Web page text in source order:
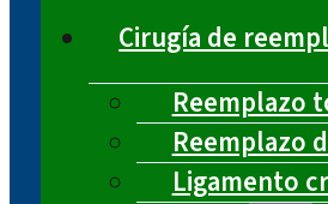
Cirugía de
Reemplazo
Reemplazo
Ligamento